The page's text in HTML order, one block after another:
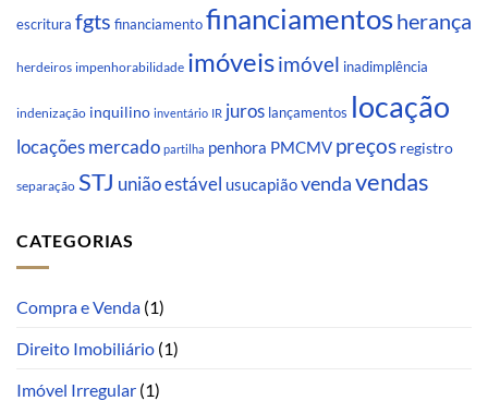
escritura fgts financiamentofinanciamentosherança
herdeiros impenhorabilidade imóveisimóvel inadimplência
indenização inquilino inventário IR juros lançamentos locação
locações mercado partilha penhora PMCMV preços registro
separação STJ união estável usucapiãovendavendas
CATEGORIAS
Compra e Venda (1)
Direito Imobiliário (1)
Imóvel Irregular (1)